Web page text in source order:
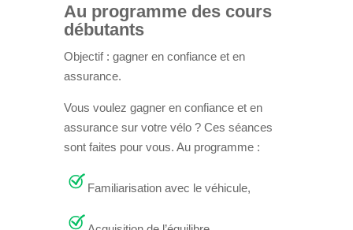
Au programme des cours
débutants
Objectif : gagner en confiance et en
assurance.
Vous voulez gagner en confiance et en
assurance sur votre vélo ? Ces séances
sont faites pour vous. Au programme :
Familiarisation avec le véhicule,